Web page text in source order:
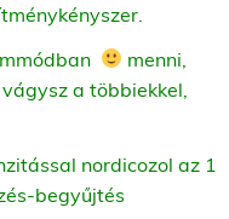
menni,
a többiekkel,
nordicozol az 1
begyűjtés